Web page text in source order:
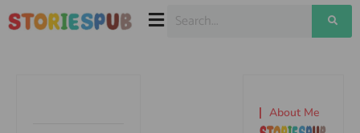
About Me